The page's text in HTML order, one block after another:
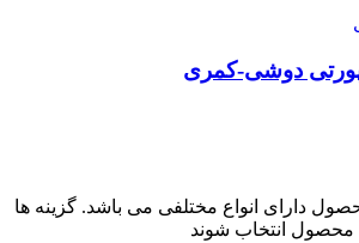
دارای انواع مختلفی می باشد. گزینه ها
انتخاب شوند